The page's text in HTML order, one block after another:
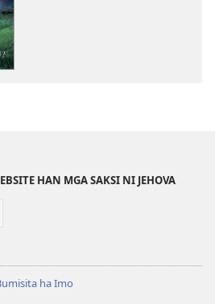
Oktubre 2009
HAN MGA SAKSI NI JEHOVA
ha Imo